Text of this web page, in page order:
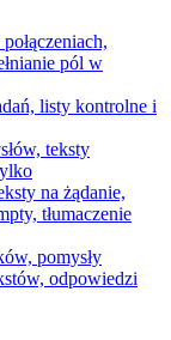
pól w
listy kontrolne i
teksty
na żądanie,
tłumaczenie
pomysły
odpowiedzi